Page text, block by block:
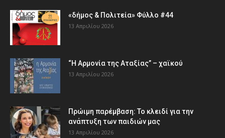
«δήμος & Πολιτεία» Φύλλο #44
13 Απριλίου 2026
“Η Αρμονία της Αταξίας” – χαϊκού
13 Απριλίου 2026
Πρώιμη παρέμβαση: Το κλειδί για την
ανάπτυξη των παιδιών µας
13 Απριλίου 2026